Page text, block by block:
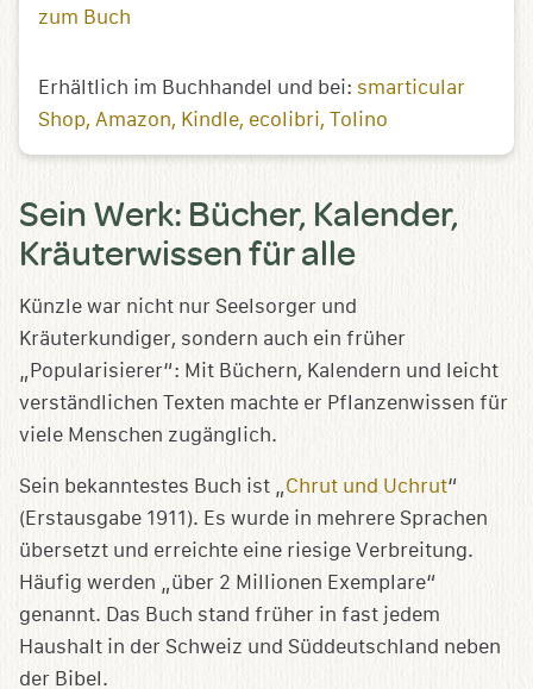
zum Buch
Erhältlich im Buchhandel und bei: smarticular
Shop Amazon Kindle ecolibri Tolino
Sein Werk: Bücher, Kalender,
Kräuterwissen für alle
Künzle war nicht nur Seelsorger und
Kräuterkundiger, sondern auch ein früher
„Popularisierer“: Mit Büchern, Kalendern und leicht
verständlichen Texten machte er Pflanzenwissen für
viele Menschen zugänglich.
Sein bekanntestes Buch ist „ Chrut und Uchrut“
(Erstausgabe 1911). Es wurde in mehrere Sprachen
übersetzt und erreichte eine riesige Verbreitung.
Häufig werden „über 2 Millionen Exemplare“
genannt. Das Buch stand früher in fast jedem
Haushalt in der Schweiz und Süddeutschland neben
der Bibel.